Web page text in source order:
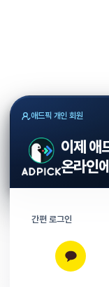
애드픽 개인 회원
이제 애
온라인
간편 로그인